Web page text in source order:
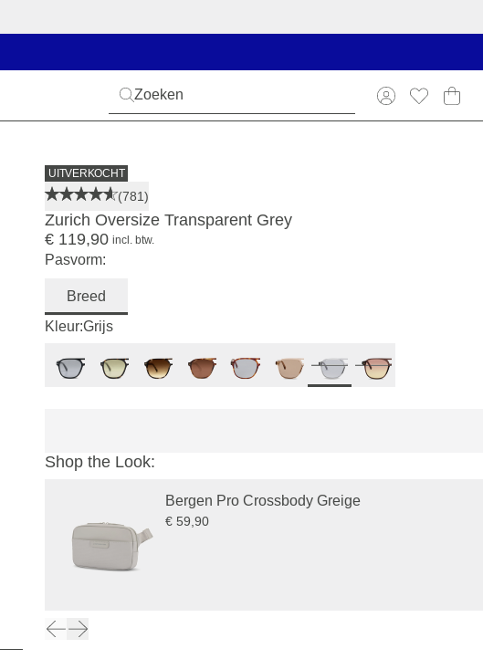
UITVERKOCHT
(781)
Zurich Oversize Transparent Grey
€ 119,90 incl. btw.
Pasvorm:
Breed
Kleur:Grijs
Shop the Look:
Bergen Pro Crossbody Greige
€ 59,90